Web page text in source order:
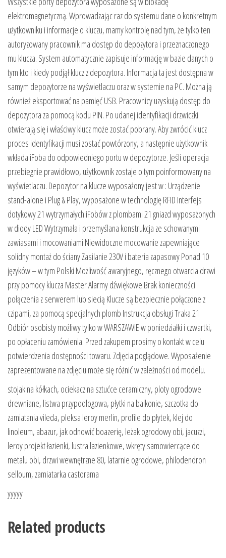
elektromagnetyczną. Wprowadzając raz do systemu dane o konkretnym
użytkowniku i informacje o kluczu, mamy kontrolę nad tym, że tylko ten
autoryzowany pracownik ma dostęp do depozytora i przeznaczonego
mu klucza. System automatycznie zapisuje informację w bazie danych o
tym kto i kiedy podjął klucz z depozytora. Informacja ta jest dostępna w
samym depozytorze na wyświetlaczu oraz w systemie na PC. Można ją
również eksportować na pamięć USB. Pracownicy uzyskują dostęp do
depozytora za pomocą kodu PIN. Po udanej identyfikacji drzwiczki
otwierają się i właściwy klucz może zostać pobrany. Aby zwrócić klucz
proces identyfikacji musi zostać powtórzony, a następnie użytkownik
wkłada iFoba do odpowiedniego portu w depozytorze. Jeśli operacja
przebiegnie prawidłowo, użytkownik zostaje o tym poinformowany na
wyświetlaczu. Depozytor na klucze wyposażony jest w : Urządzenie
stand-alone i Plug & Play, wyposażone w technologię RFID Interfejs
dotykowy 21 wytrzymałych iFobów z plombami 21 gniazd wyposażonych
w diody LED Wytrzymała i przemyślana konstrukcja ze schowanymi
zawiasami i mocowaniami Niewidoczne mocowanie zapewniające
solidny montaż do ściany Zasilanie 230V i bateria zapasowy Ponad 10
języków – w tym Polski Możliwość awaryjnego, ręcznego otwarcia drzwi
przy pomocy klucza Master Alarmy dźwiękowe Brak konieczności
połączenia z serwerem lub siecią Klucze są bezpiecznie połączone z
czipami, za pomocą specjalnych plomb Instrukcja obsługi Traka 21
Odbiór osobisty możliwy tylko w WARSZAWIE w poniedziałki i czwartki,
po opłaceniu zamówienia. Przed zakupem prosimy o kontakt w celu
potwierdzenia dostępności towaru. Zdjęcia poglądowe. Wyposażenie
zaprezentowane na zdjęciu może się różnić w zależności od modelu.
stojak na kółkach, ociekacz na sztućce ceramiczny, ploty ogrodowe
drewniane, listwa przypodlogowa, płytki na balkonie, szczotka do
zamiatania vileda, pleksa leroy merlin, profile do płytek, klej do
linoleum, abazur, jak odnowić boazerię, leżak ogrodowy obi, jacuzzi,
leroy projekt łazienki, lustra lazienkowe, wkręty samowiercące do
metalu obi, drzwi wewnętrzne 80, latarnie ogrodowe, philodendron
selloum, zamiatarka castorama
yyyyy
Related products